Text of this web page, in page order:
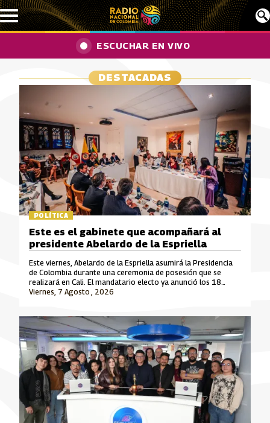
Pasar al contenido principal
ESCUCHAR EN VIVO
DESTACADAS
POLÍTICA
Este viernes, Abelardo de la Espriella asumirá la Presidencia
de Colombia durante una ceremonia de posesión que se
realizará en Cali. El mandatario electo ya anunció los 18
ministros que integrarán su gabinete para el periodo 2026-
Viernes, 7 Agosto , 2026
Este es el gabinete que acompañará al
presidente Abelardo de la Espriella